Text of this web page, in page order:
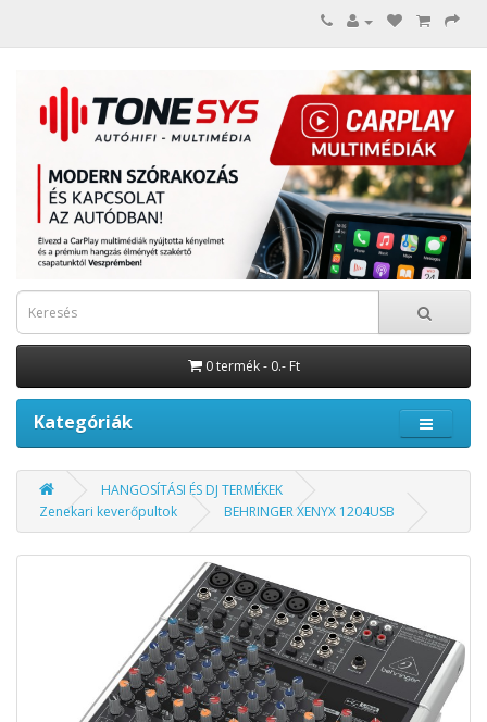
0 termék - 0.- Ft
Kategóriák
HANGOSÍTÁSI ÉS DJ TERMÉKEK
Zenekari keverőpultok
BEHRINGER XENYX 1204USB